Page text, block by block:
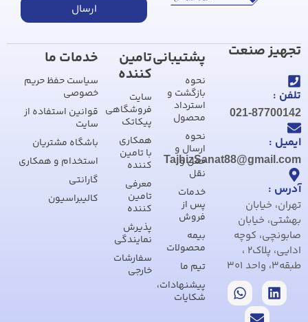
ارسال
تجهیز صنعت
تلفن :
021-87700142
ایمیل :
TajhizSanat88@gmail.com
آدرس :
تهران، خیابان
بهشتی، خیابان
صابونچی، کوچه
ادایی، پلاک2 ،
طبقه3، واحد 301
پشتیبانی
نحوه
بازگشت و
استرداد
محصول
نحوه
ارسال و
حمل و
نقل
خدمات
پس از
فروش
بیمه
محصولات
تیم ما
پیشنهادات،
شکایات
تامین
کننده
سایت
فروشگاهی
پیکاتک
همکاری
با تامین
کننده
معرفی
تامین
کننده
پذیرش
نمایندگی
سفارشات
خارجی
خدمات ما
سیاست حفظ حریم
خصوصی
قوانین استفاده از
سایت
باشگاه مشتریان
استخدام و همکاری
گارانتی
کالیبراسیون